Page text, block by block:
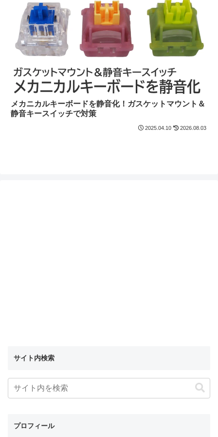
メカニカルキーボードを静音化！ガスケットマウント＆
静音キースイッチで対策
2025.04.10 2026.08.03
サイト内検索
プロフィール